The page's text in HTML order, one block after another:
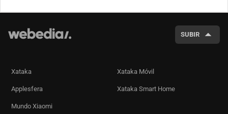
SUBIR
Xataka Xataka Móvil
Applesfera Xataka Smart Home
Mundo Xiaomi